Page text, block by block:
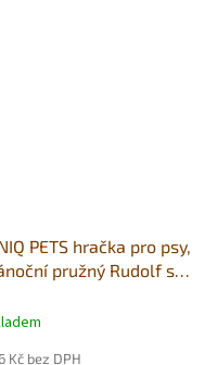
PETS hračka pro psy,
pružný Rudolf s
Kč bez DPH